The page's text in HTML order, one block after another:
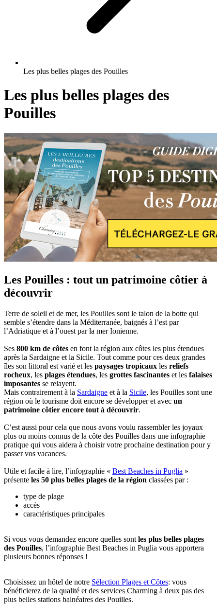
Les plus belles plages des Pouilles
Les plus belles plages des
Pouilles
Les Pouilles : tout un patrimoine côtier à
découvrir
Terre de soleil et de mer, les Pouilles sont le talon de la botte qui
semble s’étendre dans la Méditerranée, baignés à l’est par
l’Adriatique et à l’ouest par la mer Ionienne.
Ses 800 km de côtes en font la région aux côtes les plus étendues
après la Sardaigne et la Sicile. Tout comme pour ces deux grandes
îles son littoral est varié et les paysages tropicaux les reliefs
rocheux, les plages étendues, les grottes fascinantes et les falaises
imposantes se relayent.
Mais contrairement à la Sardaigne et à la Sicile, les Pouilles sont une
région où le tourisme doit encore se développer et avec un
patrimoine côtier encore tout à découvrir.
C’est aussi pour cela que nous avons voulu rassembler les joyaux
plus ou moins connus de la côte des Pouilles dans une infographie
pratique qui vous aidera à choisir votre prochaine destination pour y
passer vos vacances.
Utile et facile à lire, l’infographie « Best Beaches in Puglia »
présente les 50 plus belles plages de la région classées par :
type de plage
accès
caractéristiques principales
Si vous vous demandez encore quelles sont les plus belles plages
des Pouilles, l’infographie Best Beaches in Puglia vous apportera
plusieurs bonnes réponses !
Choisissez un hôtel de notre Sélection Plages et Côtes: vous
bénéficierez de la qualité et des services Charming à deux pas des
plus belles stations balnéaires des Pouilles.